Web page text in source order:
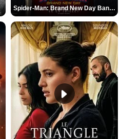
Spider-Man: Brand New Day Bande-annonce VO STFR